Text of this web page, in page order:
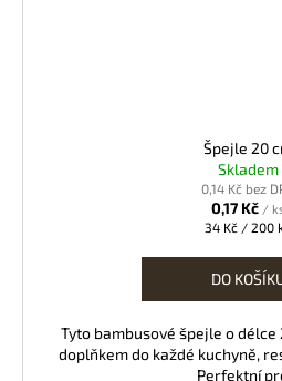
Špejle 20
Skladem
0,14 Kč bez
0,17 Kč /
Měrná
34 Kč / 200
DO
Tyto bambusové špejle o
doplňkem do každé kuchyně,
Perfektní